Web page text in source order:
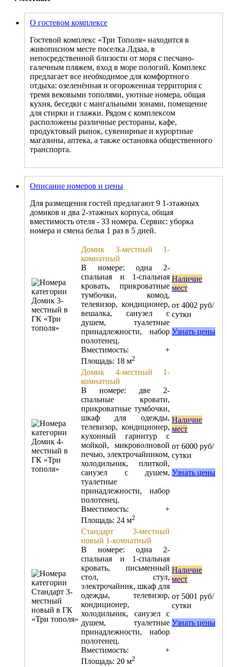
О гостевом комплексе
Гостевой комплекс «Три Тополя» находится в
живописном месте поселка Лдзаа, в
непосредственной близости от моря с песчано-
галечным пляжем, вход в море пологий. Комплекс
предлагает все необходимое для комфортного
отдыха: озеленённая и огороженная территория с
тремя вековыми тополями, уютные номера, общая
кухня, беседки с мангальными зонами, помещение
для стирки и глажки. Рядом с комплексом
расположены различные рестораны, кафе,
продуктовый рынок, сувенирные и курортные
магазины, аптека, а также остановка общественного
транспорта.
Описание номеров и цены
Для размещения гостей предлагают 9 1-этажных
домиков и два 2-этажных корпуса, общая
вместимость отеля - 33 номера. Сервис: уборка
номера и смена белья 1 раз в 5 дней.
Домик 3-местный 1-
комнатный
В номере: одна 2-
спальная и 1-спальная
кровать, прикроватные
тумбочки, комод,
телевизор, кондиционер,
вешалка, санузел с
душем, туалетные
принадлежности, набор
полотенец.
Вместимость: +
Площадь: 18 м2
Наличие
мест
от 4002 руб/
сутки
Узнать цены
Домик 4-местный 1-
комнатный
В номере: две 2-
спальные кровати,
прикроватные тумбочки,
шкаф для одежды,
телевизор, кондиционер,
кухонный гарнитур с
мойкой, микроволновой
печью, электрочайником,
холодильник, плиткой,
санузел с душем,
туалетные
принадлежности, набор
полотенец.
Вместимость: +
Площадь: 24 м2
Наличие
мест
от 6000 руб/
сутки
Узнать цены
Стандарт 3-местный
новый 1-комнатный
В номере: одна 2-
спальная и 1-спальная
кровать, письменный
стол, стул,
электрочайник, шкаф для
одежды, телевизор,
кондиционер,
холодильник, санузел с
душем, туалетные
принадлежности, набор
полотенец.
Вместимость: +
Площадь: 20 м2
Наличие
мест
от 5001 руб/
сутки
Узнать цены